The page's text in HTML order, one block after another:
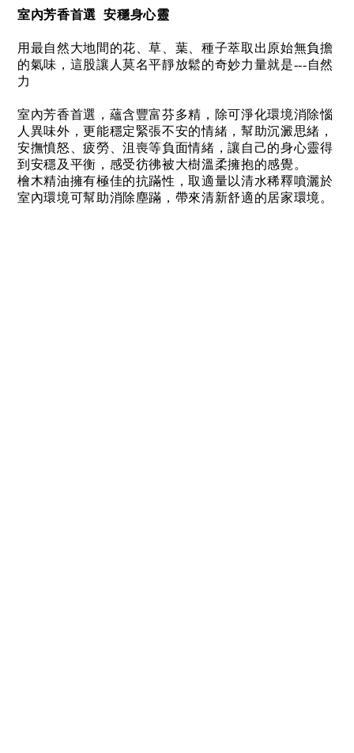
室內芳香首選 安穩身心靈
用最自然大地間的花、草、葉、種子萃取出原始無負擔
的氣味，這股讓人莫名平靜放鬆的奇妙力量就是---自然
力
室內芳香首選，蘊含豐富芬多精，除可淨化環境消除惱
人異味外，更能穩定緊張不安的情緒，幫助沉澱思緒，
安撫憤怒、疲勞、沮喪等負面情緒，讓自己的身心靈得
到安穩及平衡，感受彷彿被大樹溫柔擁抱的感覺。
檜木精油擁有極佳的抗蹣性，取適量以清水稀釋噴灑於
室內環境可幫助消除塵蹣，帶來清新舒適的居家環境。